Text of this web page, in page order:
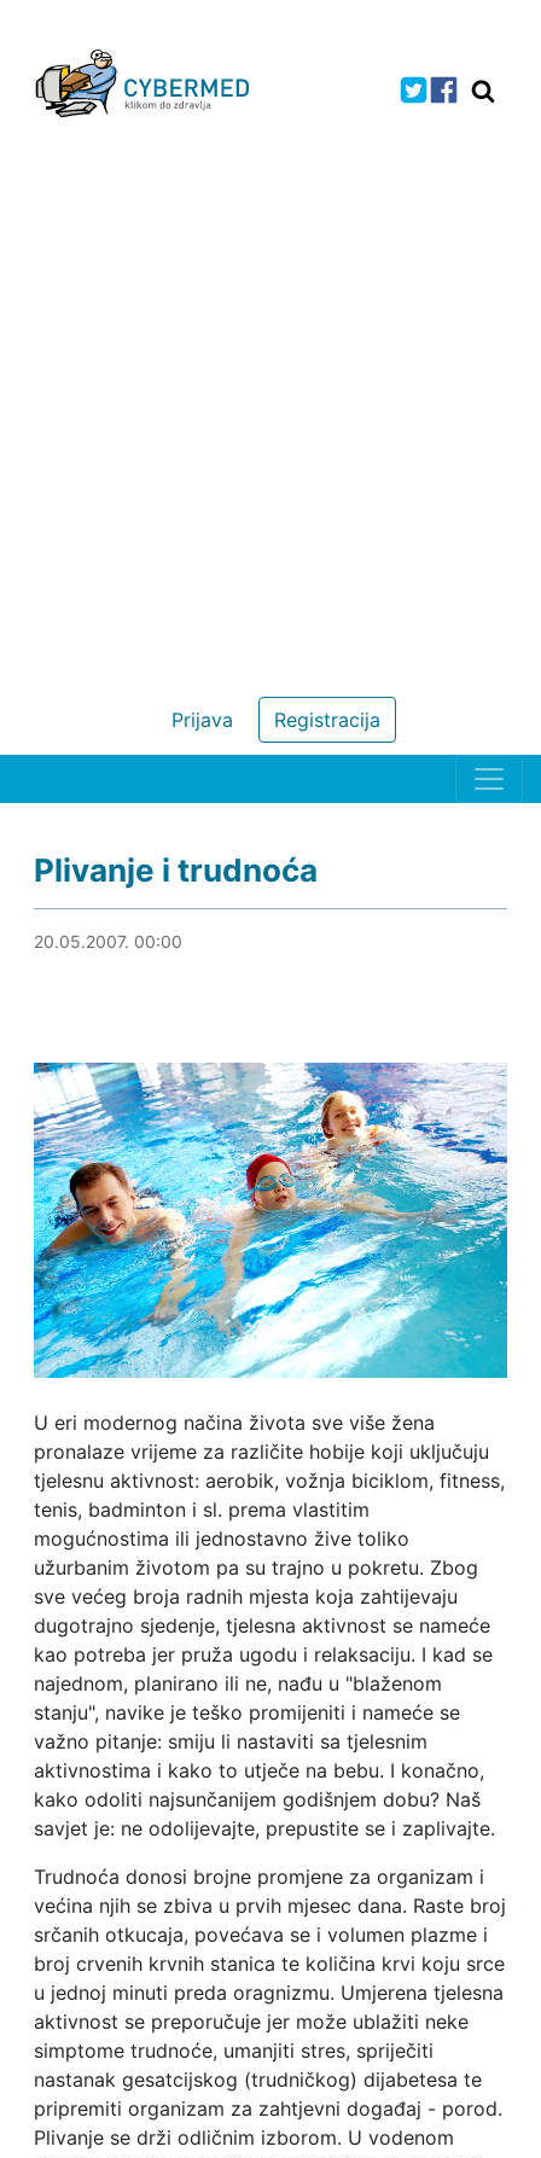
Registracija
Prijava
Plivanje i trudnoća
20.08.2019. 10:56
20.05.2007. 00:00
U eri modernog načina života sve više žena
pronalaze vrijeme za različite hobije koji uključuju
tjelesnu aktivnost: aerobik, vožnja biciklom, fitness,
tenis, badminton i sl. prema vlastitim
mogućnostima ili jednostavno žive toliko
užurbanim životom pa su trajno u pokretu. Zbog
sve većeg broja radnih mjesta koja zahtijevaju
dugotrajno sjedenje, tjelesna aktivnost se nameće
kao potreba jer pruža ugodu i relaksaciju. I kad se
najednom, planirano ili ne, nađu u "blaženom
stanju", navike je teško promijeniti i nameće se
važno pitanje: smiju li nastaviti sa tjelesnim
aktivnostima i kako to utječe na bebu. I konačno,
kako odoliti najsunčanijem godišnjem dobu? Naš
savjet je: ne odolijevajte, prepustite se i zaplivajte.
Trudnoća donosi brojne promjene za organizam i
većina njih se zbiva u prvih mjesec dana. Raste broj
srčanih otkucaja, povećava se i volumen plazme i
broj crvenih krvnih stanica te količina krvi koju srce
u jednoj minuti preda oragnizmu. Umjerena tjelesna
aktivnost se preporučuje jer može ublažiti neke
simptome trudnoće, umanjiti stres, spriječiti
nastanak gesatcijskog (trudničkog) dijabetesa te
pripremiti organizam za zahtjevni događaj - porod.
Plivanje se drži odličnim izborom. U vodenom